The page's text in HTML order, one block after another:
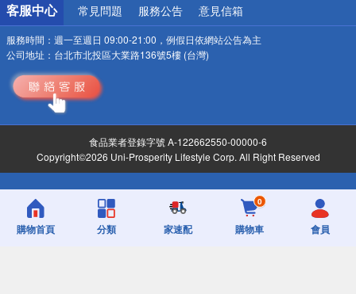
客服中心 常見問題 服務公告 意見信箱
服務時間： 週一至週日 09:00-21:00，例假日依網站公告為主
公司地址： 台北市北投區大業路136號5樓 (台灣)
食品業者登錄字號 A-122662550-00000-6
Copyright©2026 Uni-Prosperity Lifestyle Corp. All Right Reserved
購物首頁 分類 家速配
0
購物車 會員